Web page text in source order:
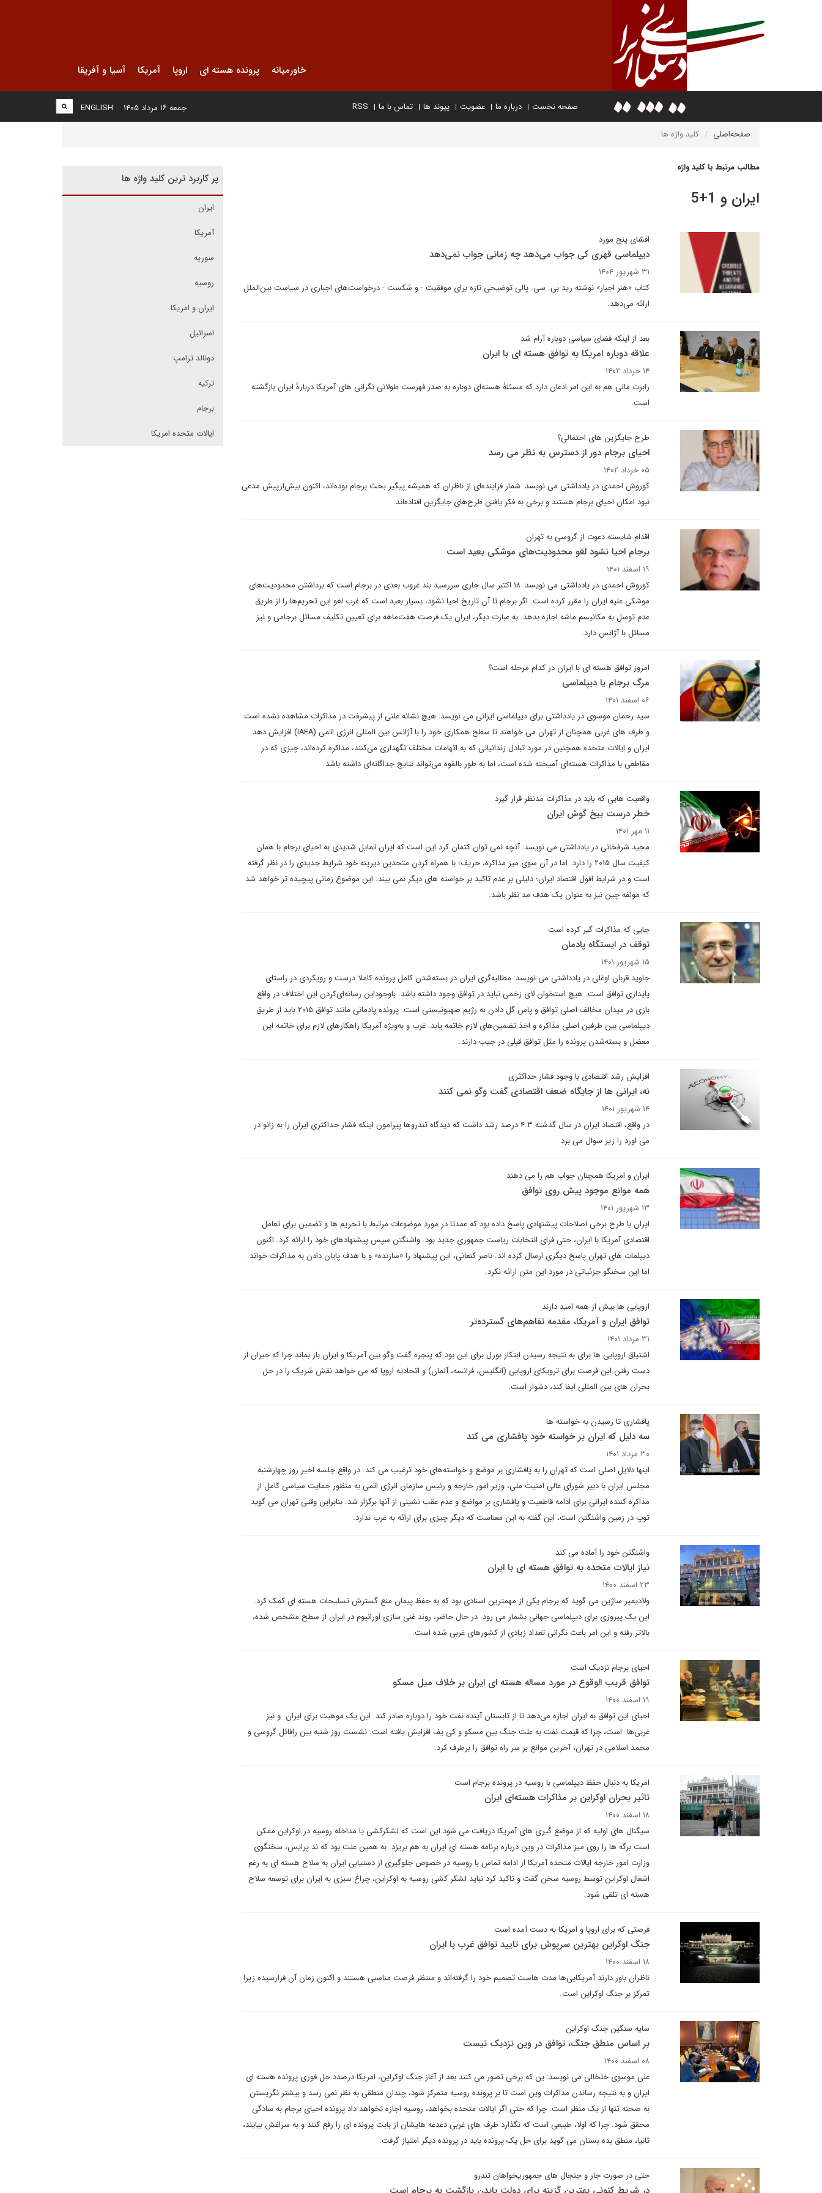
خاورمیانه پرونده هسته ای اروپا آمریکا آسیا و آفریقا
صفحه نخست درباره ما عضویت پیوند ها تماس با ما RSS
ENGLISH جمعه ۱۶ مرداد ۱۴۰۵
صفحه‌اصلی کلید واژه ها
مطالب مرتبط با کلید واژه
ایران و 1+5
افشای پنج مورد
دیپلماسی قهری کی جواب می‌دهد چه زمانی جواب نمی‌دهد
۳۱ شهریور ۱۴۰۴
کتاب «هنر اجبار» نوشته رید بی. سی. پالی توضیحی تازه برای موفقیت - و شکست - درخواست‌های اجباری در سیاست بین‌الملل
ارائه می‌دهد.
بعد از اینکه فضای سیاسی دوباره آرام شد
علاقه دوباره امریکا به توافق هسته ای با ایران
۱۴ خرداد ۱۴۰۲
رابرت مالی هم به این امر اذعان دارد که مسئلهٔ هسته‌ای دوباره به صدر فهرست طولانی نگرانی ‌های آمریکا دربارهٔ ایران بازگشته
است.
طرح جایگزین های احتمالی؟
احیای برجام دور از دسترس به نظر می رسد
۰۵ خرداد ۱۴۰۲
کوروش احمدی در یادداشتی می نویسد: شمار فزاینده‌ای از ناظران که همیشه پیگیر بحث برجام بوده‌اند، اکنون بیش‌از‌پیش مدعی
نبود امکان احیای برجام هستند و برخی به فکر یافتن طرح‌های جایگزین افتاده‌اند.
اقدام شایسته دعوت از گروسی به تهران
برجام احیا نشود لغو محدودیت‌های موشکی بعید است
۱۹ اسفند ۱۴۰۱
کوروش احمدی در یادداشتی می نویسد: ۱۸ اکتبر سال جاری سررسید بند غروب بعدی در برجام است که برداشتن محدودیت‌های
موشکی علیه ایران را مقرر کرده است. اگر برجام تا آن تاریخ احیا نشود، بسیار بعید است که غرب لغو این تحریم‌ها را از طریق
عدم توسل به مکانیسم ماشه اجازه بدهد. به عبارت دیگر، ایران یک فرصت هفت‌ماهه برای تعیین تکلیف مسائل برجامی و نیز
مسائل با آژانس دارد.
امروز توافق هسته ای با ایران در کدام مرحله است؟
مرگ برجام یا دیپلماسی
۰۶ اسفند ۱۴۰۱
سید رحمان موسوی در یادداشتی برای دیپلماسی ایرانی می نویسد: هیچ نشانه علنی از پیشرفت در مذاکرات مشاهده نشده است
و طرف های غربی همچنان از تهران می خواهند تا سطح همکاری خود را با آژانس بین المللی انرژی اتمی (IAEA) افزایش دهد.
ایران و ایالات متحده همچنین در مورد تبادل زندانیانی که به اتهامات مختلف نگهداری می‌کنند، مذاکره کرده‌اند، چیزی که در
مقاطعی با مذاکرات هسته‌ای آمیخته شده است، اما به طور بالقوه می‌تواند نتایج جداگانه‌ای داشته باشد.
واقعیت هایی که باید در مذاکرات مدنظر قرار گیرد
خطر درست بیخ گوش ایران
۱۱ مهر ۱۴۰۱
مجید شرفخانی در یادداشتی می نویسد: آنچه نمی توان کتمان کرد این است که ایران تمایل شدیدی به احیای برجام با همان
کیفیت سال ۲۰۱۵ را دارد. اما در آن سوی میز مذاکره، حریف؛ با همراه کردن متحدین دیرینه خود شرایط جدیدی را در نظر گرفته
است و در شرایط افول اقتصاد ایران؛ دلیلی بر عدم تاکید بر خواسته های دیگر نمی بیند. این موضوع زمانی پیچیده تر خواهد شد
که مولفه چین نیز به عنوان یک هدف مد نظر باشد.
جایی که مذاکرات گیر کرده است
توقف در ایستگاه پادمان
۱۵ شهریور ۱۴۰۱
جاوید قربان اوغلی در یادداشتی می نویسد: مطالبه‌گری ایران در بسته‌شدن کامل پرونده کاملا درست و رویکردی در راستای
پایداری توافق است. هیچ استخوان لای زخمی نباید در توافق وجود داشته باشد. باوجوداین رسانه‌ای‌کردن این اختلاف در واقع
بازی در میدان مخالف اصلی توافق و پاس گل دادن به رژیم صهیونیستی است. پرونده پادمانی مانند توافق ۲۰۱۵ باید از طریق
دیپلماسی بین طرفین اصلی مذاکره و اخذ تضمین‌های لازم خاتمه یابد. غرب و به‌ویژه آمریکا راهکارهای لازم برای خاتمه این
معضل و بسته‌شدن پرونده را مثل توافق قبلی در جیب دارند.
افزایش رشد اقتصادی با وجود فشار حداکثری
نه، ایرانی ها از جایگاه ضعف اقتصادی گفت وگو نمی کنند
۱۴ شهریور ۱۴۰۱
در واقع، اقتصاد ایران در سال گذشته ۴.۳ درصد رشد داشت که دیدگاه تندروها پیرامون اینکه فشار حداکثری ایران را به زانو در
می اورد را زیر سوال می برد
ایران و امریکا همچنان جواب هم را می دهند
همه موانع موجود پیش روی توافق
۱۳ شهریور ۱۴۰۱
ایران با طرح برخی اصلاحات پیشنهادی پاسخ داده بود که عمدتا در مورد موضوعات مرتبط با تحریم ها و تضمین برای تعامل
اقتصادی آمریکا با ایران، حتی فرای انتخابات ریاست جمهوری جدید بود. واشنگتن سپس پیشنهادهای خود را ارائه کرد. اکنون
دیپلمات های تهران پاسخ دیگری ارسال کرده اند. ناصر کنعانی، این پیشنهاد را «سازنده» و با هدف پایان دادن به مذاکرات خواند.
اما این سخنگو جزئیاتی در مورد این متن ارائه نکرد.
اروپایی ها بیش از همه امید دارند
توافق ایران و آمریکا، مقدمه‌ تفاهم‌های گسترده‌تر
۳۱ مرداد ۱۴۰۱
اشتیاق اروپایی ها برای به نتیجه رسیدن ابتکار بورل برای این بود که پنجره گفت وگو بین آمریکا و ایران باز بماند چرا که جبران از
دست رفتن این فرصت برای ترویکای اروپایی (انگلیس، فرانسه، آلمان) و اتحادیه اروپا که می خواهد نقش شریک را در حل
بحران های بین المللی ایفا کند، دشوار است.
پافشاری تا رسیدن به خواسته ها
سه دلیل که ایران بر خواسته خود پافشاری می کند
۳۰ مرداد ۱۴۰۱
اینها دلایل اصلی است که تهران را به پافشاری بر موضع و خواسته‌های خود ترغیب می کند. در واقع جلسه اخیر روز چهارشنبه
مجلس ایران با دبیر شورای عالی امنیت ملی، وزیر امور خارجه و رئیس سازمان انرژی اتمی به منظور حمایت سیاسی کامل از
مذاکره کننده ایرانی برای ادامه قاطعیت و پافشاری بر مواضع و عدم عقب نشینی از آنها برگزار شد. بنابراین وقتی تهران می گوید
توپ در زمین واشنگتن است، این گفته به این معناست که دیگر چیزی برای ارائه به غرب ندارد.
واشنگتن خود را آماده می کند
نیاز ایالات متحده به توافق هسته ای با ایران
۲۳ اسفند ۱۴۰۰
ولادیمیر ساژین می گوید که برجام یکی از مهمترین اسنادی بود که به حفظ پیمان منع گسترش تسلیحات هسته ای کمک کرد.
این یک پیروزی برای دیپلماسی جهانی بشمار می رود. در حال حاضر، روند غنی سازی اورانیوم در ایران از سطح مشخص شده،
بالاتر رفته و این امر باعث نگرانی تعداد زیادی از کشورهای غربی شده است.
احیای برجام نزدیک است
توافق قریب الوقوع در مورد مساله هسته ای ایران بر خلاف میل مسکو
۱۹ اسفند ۱۴۰۰
احیای این توافق به ایران اجازه می‌دهد تا از تابستان آینده نفت خود را دوباره صادر کند. این یک موهبت برای ایران و نیز
غربی‌ها است، چرا که قیمت نفت به علت جنگ بین مسکو و کی یف افزایش یافته است. نشست روز شنبه بین رافائل گروسی و
محمد اسلامی در تهران، آخرین موانع بر سر راه توافق را برطرف کرد.
امریکا به دنبال حفظ دیپلماسی با روسیه در پرونده برجام است
تاثیر بحران اوکراین بر مذاکرات هسته‌ای ایران
۱۸ اسفند ۱۴۰۰
سیگنال های اولیه که از موضع گیری های آمریکا دریافت می شود این است که لشکرکشی یا مداخله روسیه در اوکراین ممکن
است برگه ها را روی میز مذاکرات در وین درباره برنامه هسته ای ایران به هم بریزد. به همین علت بود که ند پرایس، سخنگوی
وزارت امور خارجه ایالات متحده آمریکا از ادامه تماس با روسیه در خصوص جلوگیری از دستیابی ایران به سلاح هسته ای به رغم
اشغال اوکراین توسط روسیه سخن گفت و تاکید کرد نباید لشکر کشی روسیه به اوکراین، چراغ سبزی به ایران برای توسعه سلاح
هسته ای تلقی شود.
فرصتی که برای اروپا و امریکا به دست آمده است
جنگ اوکراین بهترین سرپوش برای تایید توافق غرب با ایران
۱۸ اسفند ۱۴۰۰
ناظران باور دارند آمریکایی‌ها مدت هاست تصمیم خود را گرفته‌اند و منتظر فرصت مناسبی هستند و اکنون زمان آن فرارسیده زیرا
تمرکز بر جنگ اوکراین است.
سایه سنگین جنگ اوکراین
بر اساس منطق جنگ، توافق در وین نزدیک نیست
۰۸ اسفند ۱۴۰۰
علی موسوی خلخالی می نویسد: ین که برخی تصور می کنند بعد از آغاز جنگ اوکراین، امریکا درصدد حل فوری پرونده هسته ای
ایران و به نتیجه رساندن مذاکرات وین است تا بر پرونده روسیه متمرکز شود، چندان منطقی به نظر نمی رسد و بیشتر نگریستن
به صحنه تنها از یک منظر است. چرا که حتی اگر ایالات متحده بخواهد، روسیه اجازه نخواهد داد پرونده احیای برجام به سادگی
محقق شود. چرا که اولا، طبیعی است که نگذارد طرف های غربی دغدغه هایشان از بابت پرونده ای را رفع کنند و به سراغش بیایند،
ثانیا، منطق بده بستان می گوید برای حل یک پرونده باید در پرونده دیگر امتیاز گرفت.
حتی در صورت جار و جنجال های جمهوریخواهان تندرو
پر کاربرد ترین کلید واژه ها
ایران
آمریکا
سوریه
روسیه
ایران و امریکا
اسرائیل
دونالد ترامپ
ترکیه
برجام
ایالات متحده امریکا